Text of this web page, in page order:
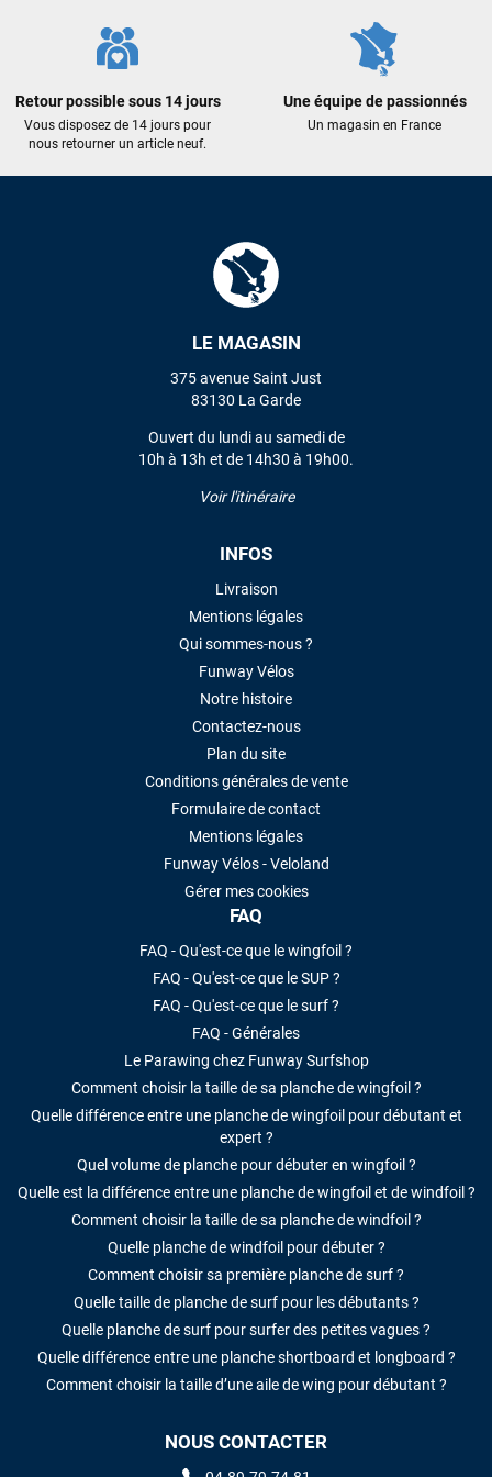
Retour possible sous 14 jours
Vous disposez de 14 jours pour
nous retourner un article neuf.
Une équipe de passionnés
Un magasin en France
LE MAGASIN
375 avenue Saint Just
83130 La Garde
Ouvert du lundi au samedi de
10h à 13h et de 14h30 à 19h00.
Voir l'itinéraire
INFOS
Livraison
Mentions légales
Qui sommes-nous ?
Funway Vélos
Notre histoire
Contactez-nous
Plan du site
Conditions générales de vente
Formulaire de contact
Mentions légales
Funway Vélos - Veloland
Gérer mes cookies
FAQ
FAQ - Qu'est-ce que le wingfoil ?
FAQ - Qu'est-ce que le SUP ?
FAQ - Qu'est-ce que le surf ?
FAQ - Générales
Le Parawing chez Funway Surfshop
Comment choisir la taille de sa planche de wingfoil ?
Quelle différence entre une planche de wingfoil pour débutant et
expert ?
Quel volume de planche pour débuter en wingfoil ?
Quelle est la différence entre une planche de wingfoil et de windfoil ?
Comment choisir la taille de sa planche de windfoil ?
Quelle planche de windfoil pour débuter ?
Comment choisir sa première planche de surf ?
Quelle taille de planche de surf pour les débutants ?
Quelle planche de surf pour surfer des petites vagues ?
Quelle différence entre une planche shortboard et longboard ?
Comment choisir la taille d’une aile de wing pour débutant ?
NOUS CONTACTER
Maronui RICHMOND
il y a 3 mois
J'ai acheté une voile d'occasion depuis Tahiti. Super service.
L'envoi a été rapide. La voile est arrivée en super état.
Mauruuru roa.
LAISSER UN AVIS